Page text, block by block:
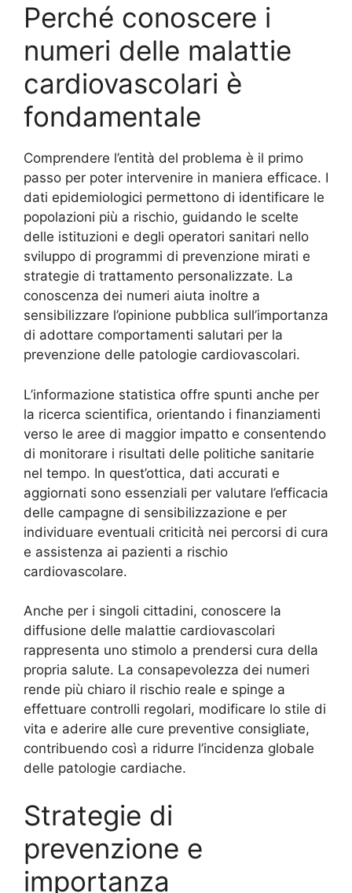
Perché conoscere i
numeri delle malattie
cardiovascolari è
fondamentale
Comprendere l’entità del problema è il primo
passo per poter intervenire in maniera efficace. I
dati epidemiologici permettono di identificare le
popolazioni più a rischio, guidando le scelte
delle istituzioni e degli operatori sanitari nello
sviluppo di programmi di prevenzione mirati e
strategie di trattamento personalizzate. La
conoscenza dei numeri aiuta inoltre a
sensibilizzare l’opinione pubblica sull’importanza
di adottare comportamenti salutari per la
prevenzione delle patologie cardiovascolari.
L’informazione statistica offre spunti anche per
la ricerca scientifica, orientando i finanziamenti
verso le aree di maggior impatto e consentendo
di monitorare i risultati delle politiche sanitarie
nel tempo. In quest’ottica, dati accurati e
aggiornati sono essenziali per valutare l’efficacia
delle campagne di sensibilizzazione e per
individuare eventuali criticità nei percorsi di cura
e assistenza ai pazienti a rischio
cardiovascolare.
Anche per i singoli cittadini, conoscere la
diffusione delle malattie cardiovascolari
rappresenta uno stimolo a prendersi cura della
propria salute. La consapevolezza dei numeri
rende più chiaro il rischio reale e spinge a
effettuare controlli regolari, modificare lo stile di
vita e aderire alle cure preventive consigliate,
contribuendo così a ridurre l’incidenza globale
delle patologie cardiache.
Strategie di
prevenzione e
importanza